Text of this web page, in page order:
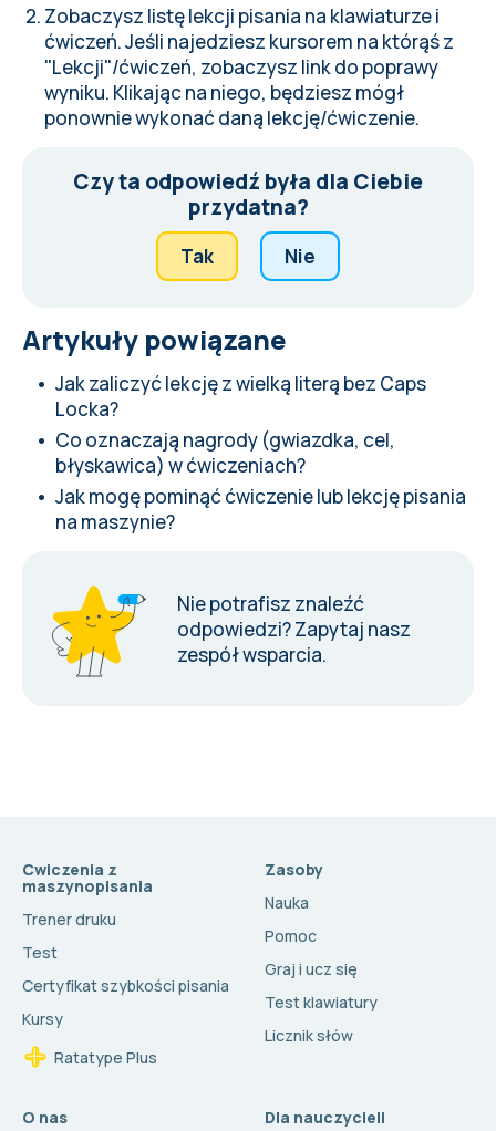
Zobaczysz listę lekcji pisania na klawiaturze i
ćwiczeń. Jeśli najedziesz kursorem na którąś z
"Lekcji"/ćwiczeń, zobaczysz link do poprawy
wyniku. Klikając na niego, będziesz mógł
ponownie wykonać daną lekcję/ćwiczenie.
Czy ta odpowiedź była dla Ciebie
przydatna?
Tak Nie
Artykuły powiązane
Jak zaliczyć lekcję z wielką literą bez Caps
Locka?
Co oznaczają nagrody (gwiazdka, cel,
błyskawica) w ćwiczeniach?
Jak mogę pominąć ćwiczenie lub lekcję pisania
na maszynie?
Nie potrafisz znaleźć
odpowiedzi?Zapytaj nasz
zespół wsparcia.
Cwiczenia z
maszynopisania
Trener druku
Test
Certyfikat szybkości pisania
Kursy
Ratatype Plus
Zasoby
Nauka
Pomoc
Graj i ucz się
Test klawiatury
Licznik słów
O nas Dla nauczycieli